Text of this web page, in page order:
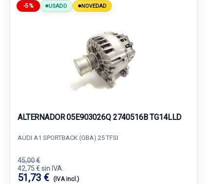
-5% USADO NOVEDAD
ALTERNADOR 05E903026Q 2740516B TG14LLD
AUDI A1 SPORTBACK (GBA) 25 TFSI
45,00 €
42,75 € sin IVA.
51,73 € (IVA incl.)